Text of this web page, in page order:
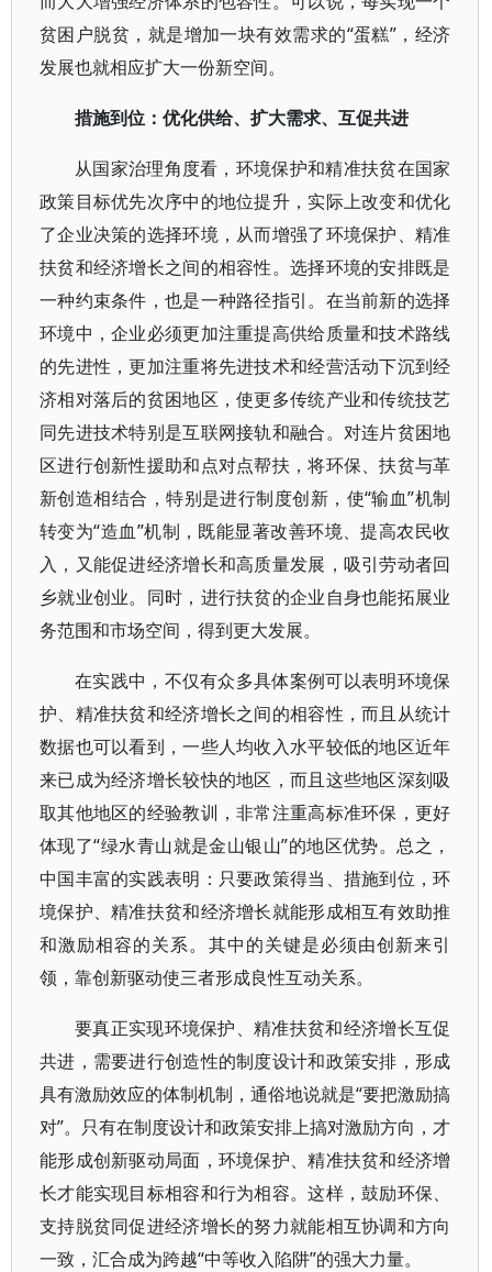
贫困户脱贫，就是增加一块有效需求的“蛋糕”，经济
发展也就相应扩大一份新空间。
措施到位：优化供给、扩大需求、互促共进
从国家治理角度看，环境保护和精准扶贫在国家
政策目标优先次序中的地位提升，实际上改变和优化
了企业决策的选择环境，从而增强了环境保护、精准
扶贫和经济增长之间的相容性。选择环境的安排既是
一种约束条件，也是一种路径指引。在当前新的选择
环境中，企业必须更加注重提高供给质量和技术路线
的先进性，更加注重将先进技术和经营活动下沉到经
济相对落后的贫困地区，使更多传统产业和传统技艺
同先进技术特别是互联网接轨和融合。对连片贫困地
区进行创新性援助和点对点帮扶，将环保、扶贫与革
新创造相结合，特别是进行制度创新，使“输血”机制
转变为“造血”机制，既能显著改善环境、提高农民收
入，又能促进经济增长和高质量发展，吸引劳动者回
乡就业创业。同时，进行扶贫的企业自身也能拓展业
务范围和市场空间，得到更大发展。
在实践中，不仅有众多具体案例可以表明环境保
护、精准扶贫和经济增长之间的相容性，而且从统计
数据也可以看到，一些人均收入水平较低的地区近年
来已成为经济增长较快的地区，而且这些地区深刻吸
取其他地区的经验教训，非常注重高标准环保，更好
体现了“绿水青山就是金山银山”的地区优势。总之，
中国丰富的实践表明：只要政策得当、措施到位，环
境保护、精准扶贫和经济增长就能形成相互有效助推
和激励相容的关系。其中的关键是必须由创新来引
领，靠创新驱动使三者形成良性互动关系。
要真正实现环境保护、精准扶贫和经济增长互促
共进，需要进行创造性的制度设计和政策安排，形成
具有激励效应的体制机制，通俗地说就是“要把激励搞
对”。只有在制度设计和政策安排上搞对激励方向，才
能形成创新驱动局面，环境保护、精准扶贫和经济增
长才能实现目标相容和行为相容。这样，鼓励环保、
支持脱贫同促进经济增长的努力就能相互协调和方向
一致，汇合成为跨越“中等收入陷阱”的强大力量。